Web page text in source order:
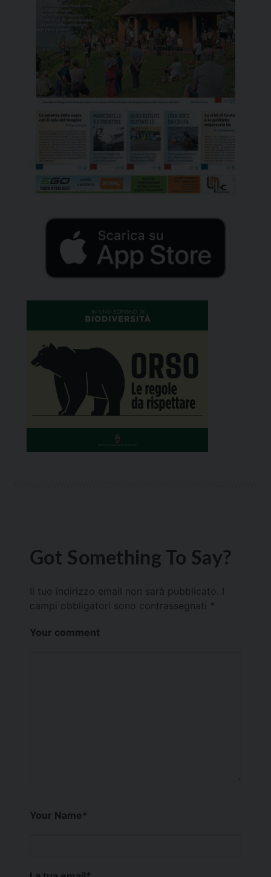
Got Something To Say?
Il tuo indirizzo email non sarà pubblicato.
campi obbligatori sono contrassegnati *
Your comment
Your Name*